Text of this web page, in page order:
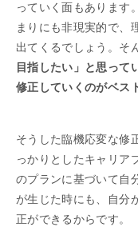
っていく面もあります
まりにも非現実的で、
出てくるでしょう。そ
目指したい」と思って
修正していくのがベス
そうした臨機応変な修
っかりとしたキャリア
のプランに基づいて自
が生じた時にも、自分
正ができるからです。